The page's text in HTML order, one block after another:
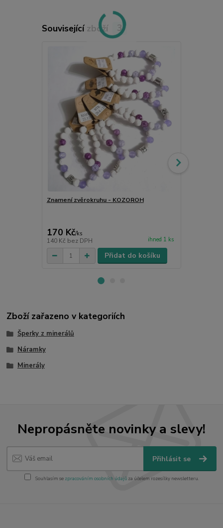
Související zboží 3
Znamení zvěrokruhu - KOZOROH
170 Kč/ks
140 Kč bez DPH ihned 1 ks
Přidat do košíku
Zboží zařazeno v kategoriích
Šperky z minerálů
Náramky
Minerály
Nepropásněte novinky a slevy!
Přihlásit se
Souhlasím se zpracováním osobních údajůza účelem rozesílky newsletteru.